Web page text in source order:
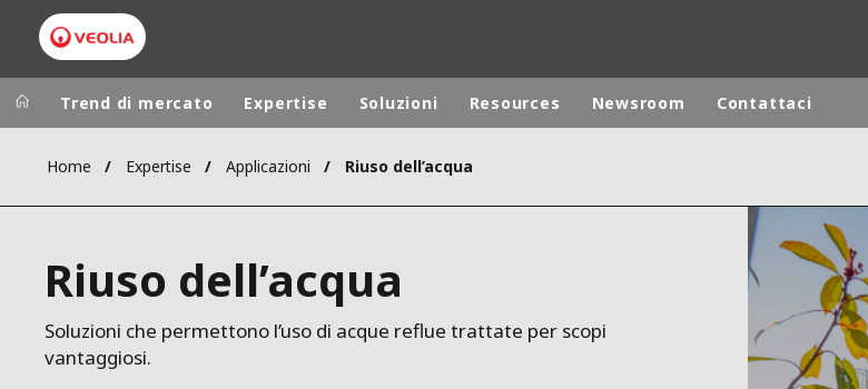
Worldwide Regional sites
CHINA
ANOXKALDNES
AQUAFLOW
BIOTHANE
ELGA
Trend di mercato Expertise Soluzioni Resources Newsroom Contattaci
Home Expertise Applicazioni Riuso dell’acqua
Riuso dell’acqua
Soluzioni che permettono l’uso di acque reflue trattate per scopi
vantaggiosi.